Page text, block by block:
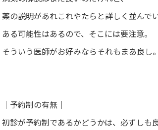
薬の説明があれこれやたらと詳しく並んで
ある可能性はあるので、そこには要注意。
そういう医師がお好みならそれもまあ良し。
｜予約制の有無｜
初診が予約制であるかどうかは、必ずしも